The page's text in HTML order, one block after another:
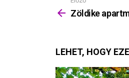
többetZöldike
LEHET, HOGY